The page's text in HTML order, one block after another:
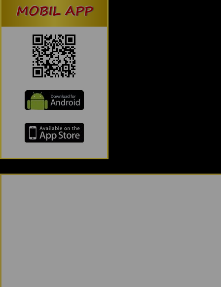
MOBIL APP